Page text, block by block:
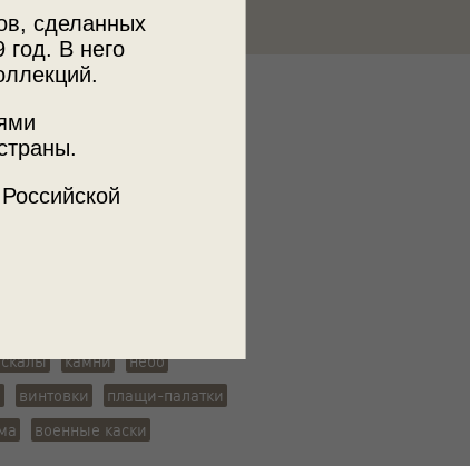
сделанных
год. В него
скалы камни
небо
винтовки
плащи-палатки
военные каски